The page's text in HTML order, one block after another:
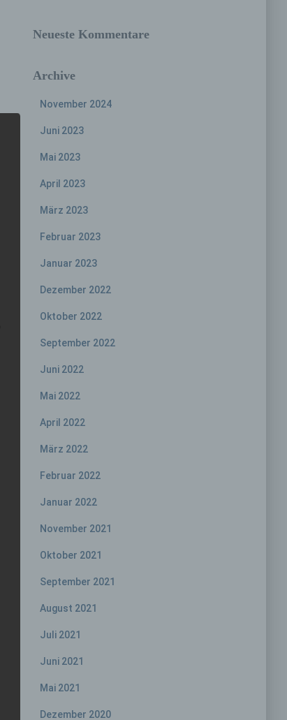
Neueste Kommentare
Archive
November 2024
Juni 2023
Mai 2023
April 2023
März 2023
Februar 2023
Januar 2023
Dezember 2022
Oktober 2022
September 2022
Juni 2022
Mai 2022
April 2022
März 2022
Februar 2022
Januar 2022
November 2021
Oktober 2021
September 2021
August 2021
Juli 2021
Juni 2021
Mai 2021
Dezember 2020